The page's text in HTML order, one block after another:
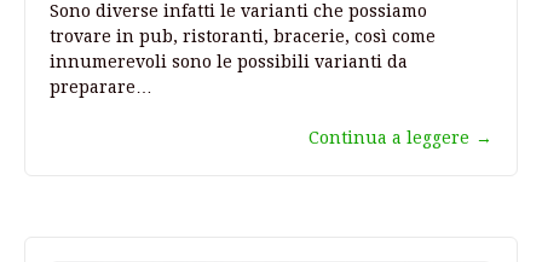
Sono diverse infatti le varianti che possiamo
trovare in pub, ristoranti, bracerie, così come
innumerevoli sono le possibili varianti da
preparare…
Continua a leggere →